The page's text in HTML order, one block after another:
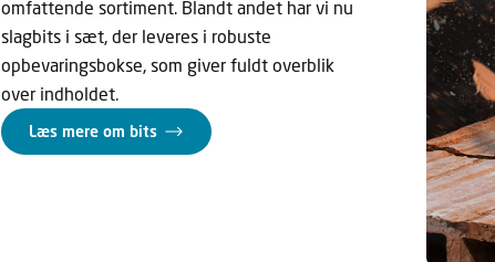
omfattende sortiment. Blandt andet har vi nu
slagbits i sæt, der leveres i robuste
opbevaringsbokse, som giver fuldt overblik
over indholdet.
Læs mere om bits